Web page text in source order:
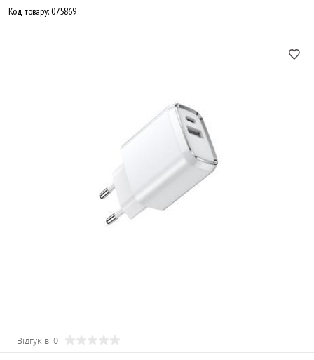
Код товару:075869
Відгуків: 0